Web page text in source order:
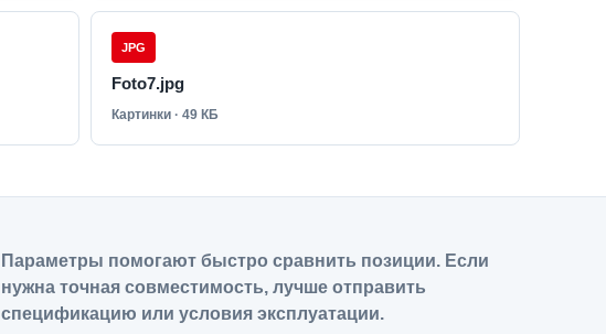
JPG
Foto7.jpg
Картинки · 49 КБ
Параметры помогают быстро сравнить позиции. Если
нужна точная совместимость, лучше отправить
спецификацию или условия эксплуатации.